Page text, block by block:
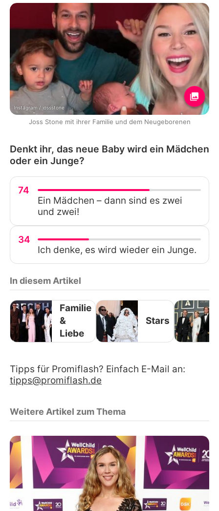
Instagram / jossstone
Joss Stone mit ihrer Familie und dem Neugeborenen
Denkt ihr, das neue Baby wird ein Mädchen
oder ein Junge?
74
Ein Mädchen – dann sind es zwei
und zwei!
34
Ich denke, es wird wieder ein Junge.
In diesem Artikel
Familie
&
Liebe
Stars
Tipps für Promiflash? Einfach E-Mail an:
tipps@promiflash.de
Weitere Artikel zum Thema